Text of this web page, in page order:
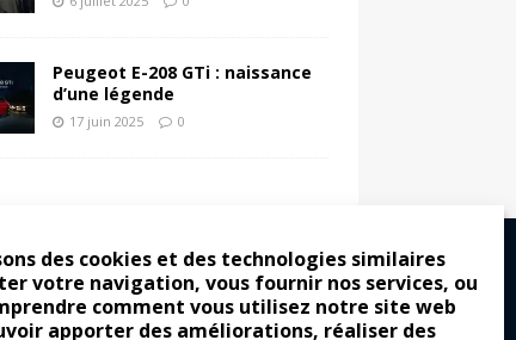
des cookies et des technologies similaires
votre navigation, vous fournir nos services, ou
comment vous utilisez notre site web
apporter des améliorations, réaliser des
Peugeot E-208 GTi : naissance
d’une légende
17 juin 2025 0
: pour les gens vrais